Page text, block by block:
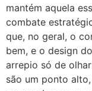
mantém aquela
combate
que, no geral, o
bem, e o design
arrepio só de
são um ponto